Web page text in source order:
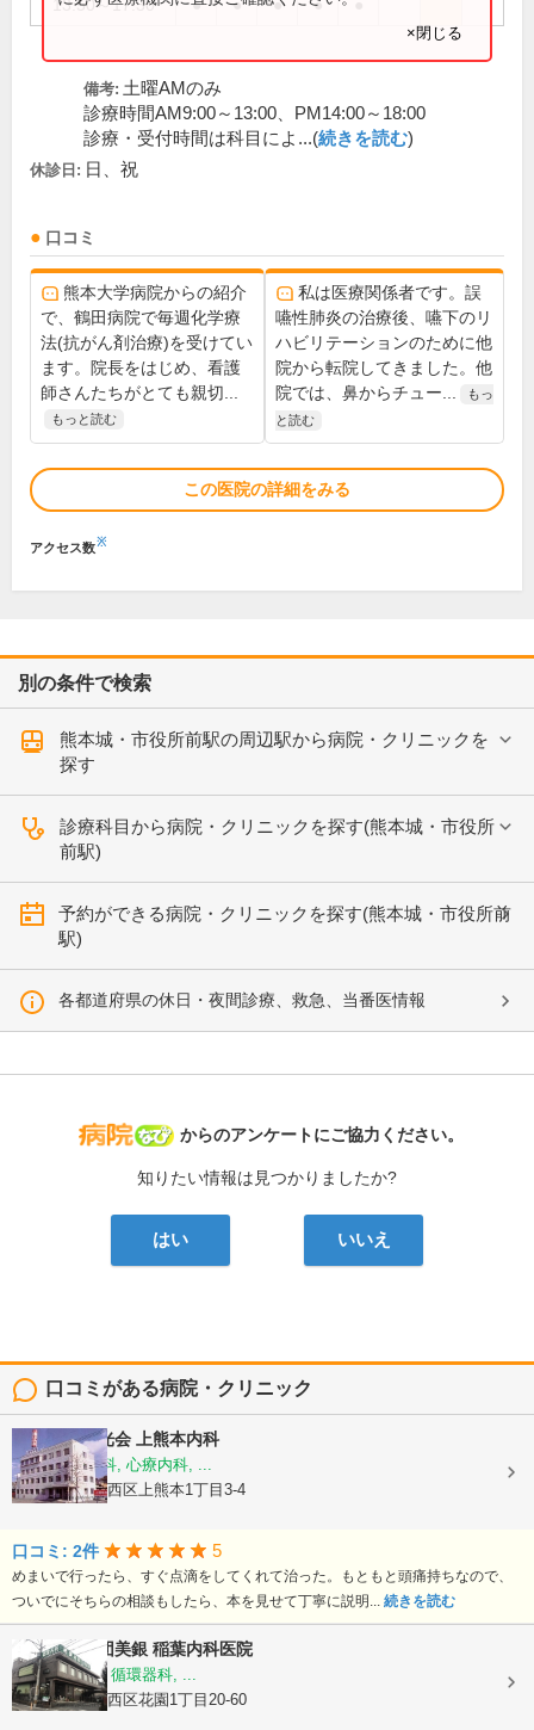
13:50～17:30 ● ● ● ●
×閉じる
備考: 土曜AMのみ
診療時間AM9:00～13:00、PM14:00～18:00
診療・受付時間は科目によ...(続きを読む)
休診日: 日、祝
口コミ
熊本大学病院からの紹介
で、鶴田病院で毎週化学療
法(抗がん剤治療)を受けてい
ます。院長をはじめ、看護
師さんたちがとても親切...
もっと読む
私は医療関係者です。誤
嚥性肺炎の治療後、嚥下のリ
ハビリテーションのために他
院から転院してきました。他
院では、鼻からチュー...
もっ
と読む
この医院の詳細をみる
アクセス数※
別の条件で検索
熊本城・市役所前駅の周辺駅から病院・クリニックを
探す
診療科目から病院・クリニックを探す(熊本城・市役所
前駅)
予約ができる病院・クリニックを探す(熊本城・市役所前
駅)
各都道府県の休日・夜間診療、救急、当番医情報
病院なび
からのアンケートにご協力ください。
知りたい情報は見つかりましたか?
はい いいえ
口コミがある病院・クリニック
医療法人陽光会 上熊本内科
内科, 神経内科, 心療内科, ...
熊本県熊本市西区上熊本1丁目3-4
口コミ: 2件 5
めまいで行ったら、すぐ点滴をしてくれて治った。もともと頭痛持ちなので、
ついでにそちらの相談もしたら、本を見せて丁寧に説明... 続きを読む
医療法人社団美銀 稲葉内科医院
内科, 胃腸科, 循環器科, ...
熊本県熊本市西区花園1丁目20-60